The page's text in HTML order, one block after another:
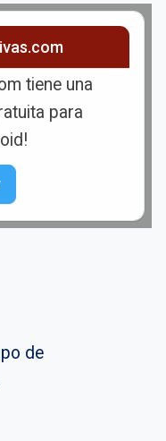
tiene una
para
de